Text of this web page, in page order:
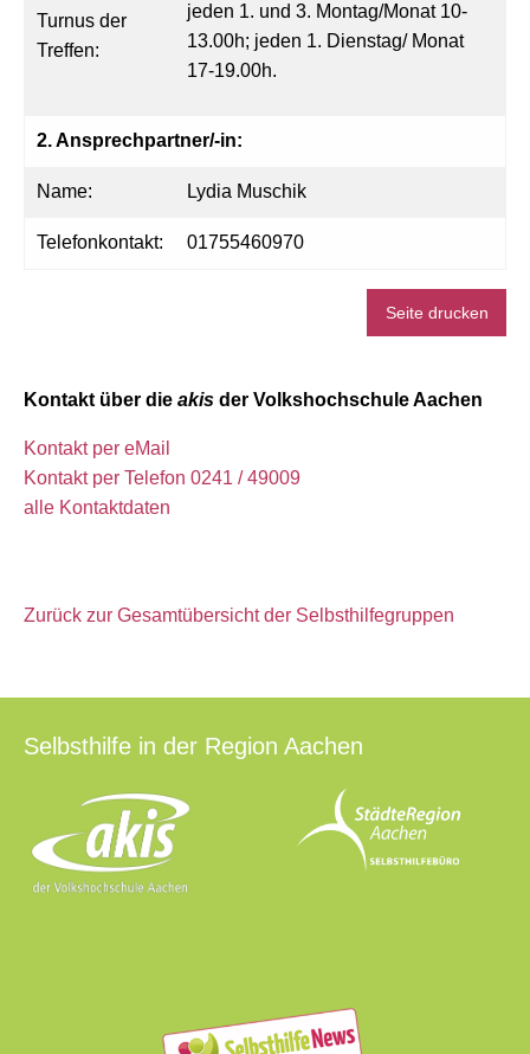
Turnus der
Treffen:
jeden 1. und 3. Montag/Monat 10-
13.00h; jeden 1. Dienstag/ Monat
17-19.00h.
2. Ansprechpartner/-in:
Name: Lydia Muschik
Telefonkontakt: 01755460970
Seite drucken
Kontakt über die akis der Volkshochschule Aachen
Kontakt per eMail
Kontakt per Telefon 0241 / 49009
alle Kontaktdaten
Zurück zur Gesamtübersicht der Selbsthilfegruppen
Selbsthilfe in der Region Aachen